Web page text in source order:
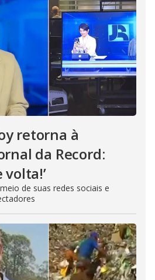
retorna à
da Record:
volta!’
de suas redes sociais e